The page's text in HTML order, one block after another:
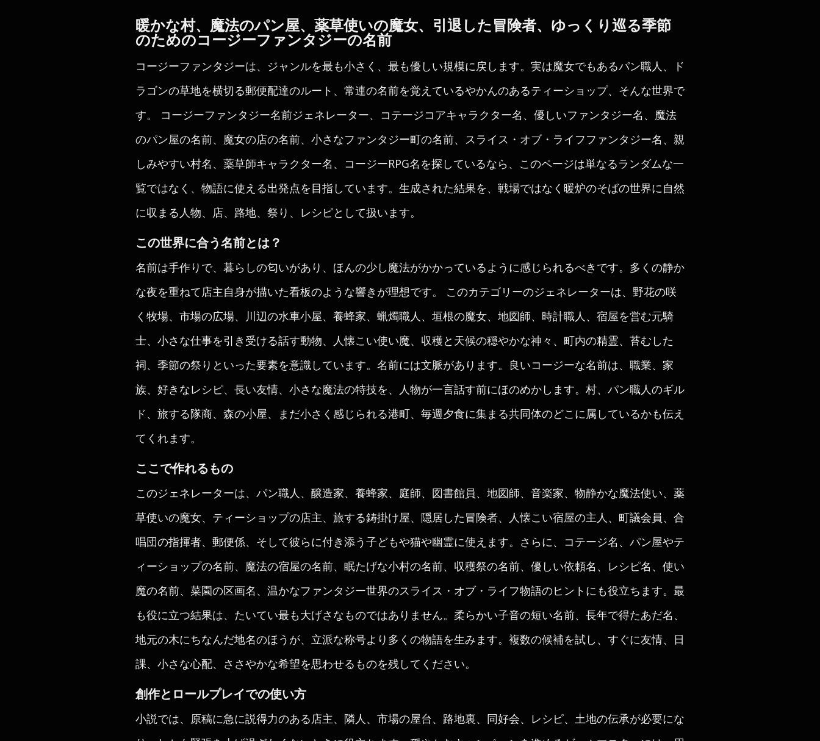
暖かな村、魔法のパン屋、薬草使いの魔女、引退した冒険者、ゆっくり巡る季節
のためのコージーファンタジーの名前
コージーファンタジーは、ジャンルを最も小さく、最も優しい規模に戻します。実は魔女でもあるパン職人、ド
ラゴンの草地を横切る郵便配達のルート、常連の名前を覚えているやかんのあるティーショップ、そんな世界で
す。 コージーファンタジー名前ジェネレーター、コテージコアキャラクター名、優しいファンタジー名、魔法
のパン屋の名前、魔女の店の名前、小さなファンタジー町の名前、スライス・オブ・ライフファンタジー名、親
しみやすい村名、薬草師キャラクター名、コージーRPG名を探しているなら、このページは単なるランダムな一
覧ではなく、物語に使える出発点を目指しています。生成された結果を、戦場ではなく暖炉のそばの世界に自然
に収まる人物、店、路地、祭り、レシピとして扱います。
この世界に合う名前とは？
名前は手作りで、暮らしの匂いがあり、ほんの少し魔法がかかっているように感じられるべきです。多くの静か
な夜を重ねて店主自身が描いた看板のような響きが理想です。 このカテゴリーのジェネレーターは、野花の咲
く牧場、市場の広場、川辺の水車小屋、養蜂家、蝋燭職人、垣根の魔女、地図師、時計職人、宿屋を営む元騎
士、小さな仕事を引き受ける話す動物、人懐こい使い魔、収穫と天候の穏やかな神々、町内の精霊、苔むした
祠、季節の祭りといった要素を意識しています。名前には文脈があります。良いコージーな名前は、職業、家
族、好きなレシピ、長い友情、小さな魔法の特技を、人物が一言話す前にほのめかします。村、パン職人のギル
ド、旅する隊商、森の小屋、まだ小さく感じられる港町、毎週夕食に集まる共同体のどこに属しているかも伝え
てくれます。
ここで作れるもの
このジェネレーターは、パン職人、醸造家、養蜂家、庭師、図書館員、地図師、音楽家、物静かな魔法使い、薬
草使いの魔女、ティーショップの店主、旅する鋳掛け屋、隠居した冒険者、人懐こい宿屋の主人、町議会員、合
唱団の指揮者、郵便係、そして彼らに付き添う子どもや猫や幽霊に使えます。さらに、コテージ名、パン屋やテ
ィーショップの名前、魔法の宿屋の名前、眠たげな小村の名前、収穫祭の名前、優しい依頼名、レシピ名、使い
魔の名前、菜園の区画名、温かなファンタジー世界のスライス・オブ・ライフ物語のヒントにも役立ちます。最
も役に立つ結果は、たいてい最も大げさなものではありません。柔らかい子音の短い名前、長年で得たあだ名、
地元の木にちなんだ地名のほうが、立派な称号より多くの物語を生みます。複数の候補を試し、すぐに友情、日
課、小さな心配、ささやかな希望を思わせるものを残してください。
創作とロールプレイでの使い方
小説では、原稿に急に説得力のある店主、隣人、市場の屋台、路地裏、同好会、レシピ、土地の伝承が必要にな